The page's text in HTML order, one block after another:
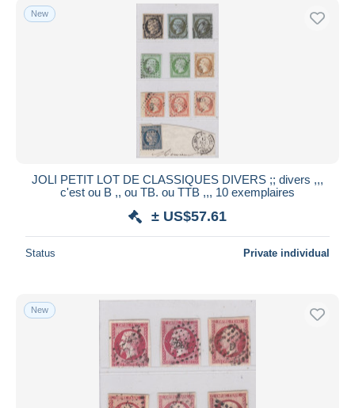
New
JOLI PETIT LOT DE CLASSIQUES DIVERS ;; divers ,,,
c'est ou B ,, ou TB. ou TTB ,,, 10 exemplaires
± US$57.61
Status Private individual
New